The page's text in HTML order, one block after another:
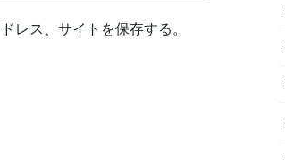
レス、サイトを保存する。